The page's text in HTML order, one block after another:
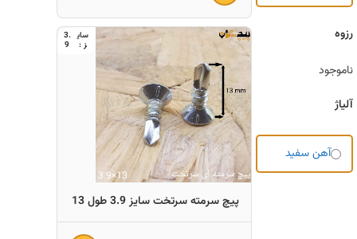
رزوه
ناموجود
آلیاژ
آهن سفید
3.
9
پیچ سرمته سرتخت سایز 3.9 طول 13